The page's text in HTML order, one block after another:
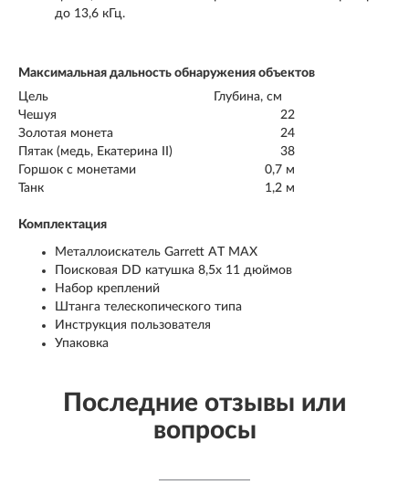
до 13,6 кГц.
Максимальная дальность обнаружения объектов
Цель
Глубина, см
Чешуя
22
Золотая монета
24
Пятак (медь, Екатерина II)
38
Горшок с монетами
0,7 м
Танк
1,2 м
Комплектация
Металлоискатель Garrett AT MAX
Поисковая DD катушка 8,5х 11 дюймов
Набор креплений
Штанга телескопического типа
Инструкция пользователя
Упаковка
Последние отзывы или
вопросы